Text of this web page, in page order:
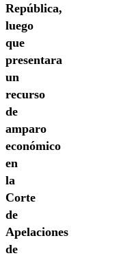
República,
luego
que
presentara
un
recurso
de
amparo
económico
en
la
Corte
de
Apelaciones
de